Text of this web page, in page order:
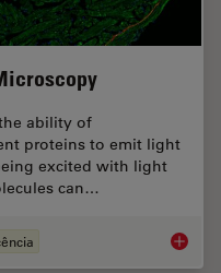
ability of
proteins to emit light
excited with light
can…
A